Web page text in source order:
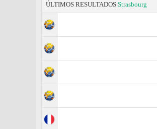
ÚLTIMOS RESULTADOS Strasbourg